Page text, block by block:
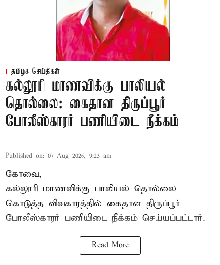
தமிழக செய்திகள்
கல்லூரி மாணவிக்கு பாலியல்
தொல்லை: கைதான திருப்பூர்
போலீஸ்காரர் பணியிடை நீக்கம்
Published on: 07 Aug 2026, 9:23 am
கோவை,
கல்லூரி மாணவிக்கு பாலியல் தொல்லை
கொடுத்த விவகாரத்தில் கைதான திருப்பூர்
போலீஸ்காரர் பணியிடை நீக்கம் செய்யப்பட்டார்.
Read More